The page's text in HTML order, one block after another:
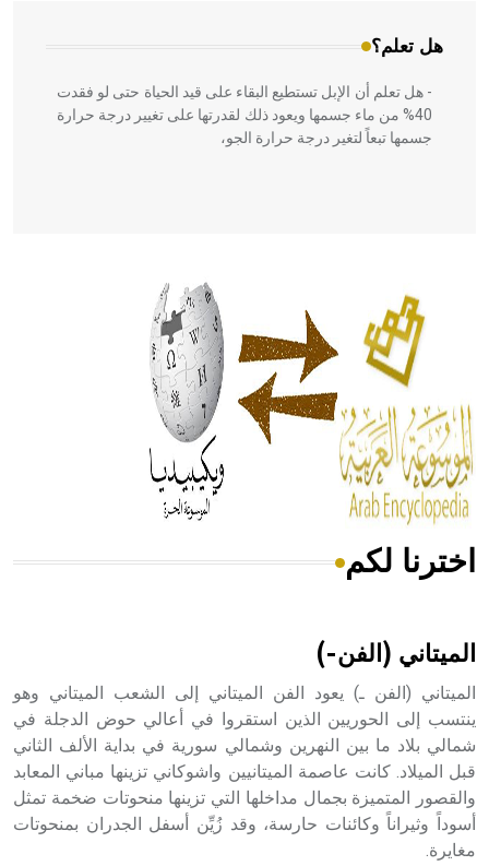
هل تعلم؟
- هل تعلم أن الإبل تستطيع البقاء على قيد الحياة حتى لو فقدت
40% من ماء جسمها ويعود ذلك لقدرتها على تغيير درجة حرارة
جسمها تبعاً لتغير درجة حرارة الجو،
الحكم، الأدلة، تنظيم التغذية، ورسالته في جروح الرأس. ويعود
له الفضل بأنه حرر الطب من الدين والفلسفة.
- هل تعلم أن المرجان إفراز حيواني يتكون في البحر ويتركب
من مادة كربونات الكلسيوم، وهو أحمر أو شديد الحمرة وهو
أجود أنواعه، ويمتاز بكبر الحجم ويسمى الش
هل تعلم أن الأبسيد كلمة فرنسية اللفظ تم اعتمادها مصطلحاً
- هل تعلم أن أبجر Abgar اسم معروف جيداً يعود إلى عدد من
الملوك الذين حكموا مدينة إديسا (الرها) من أبجر الأول وحتى
التاسع، وهم ينتسبون إلى أسرة أوسروين
اخترنا لكم
الميتاني (الفن-)
الميتاني (الفن ـ) يعود الفن الميتاني إلى الشعب الميتاني وهو
ينتسب إلى الحوريين الذين استقروا في أعالي حوض الدجلة في
شمالي بلاد ما بين النهرين وشمالي سورية في بداية الألف الثاني
قبل الميلاد. كانت عاصمة الميتانيين واشوكاني تزينها مباني المعابد
والقصور المتميزة بجمال مداخلها التي تزينها منحوتات ضخمة تمثل
أسوداً وثيراناً وكائنات حارسة، وقد زُيِّن أسفل الجدران بمنحوتات
مغايرة.